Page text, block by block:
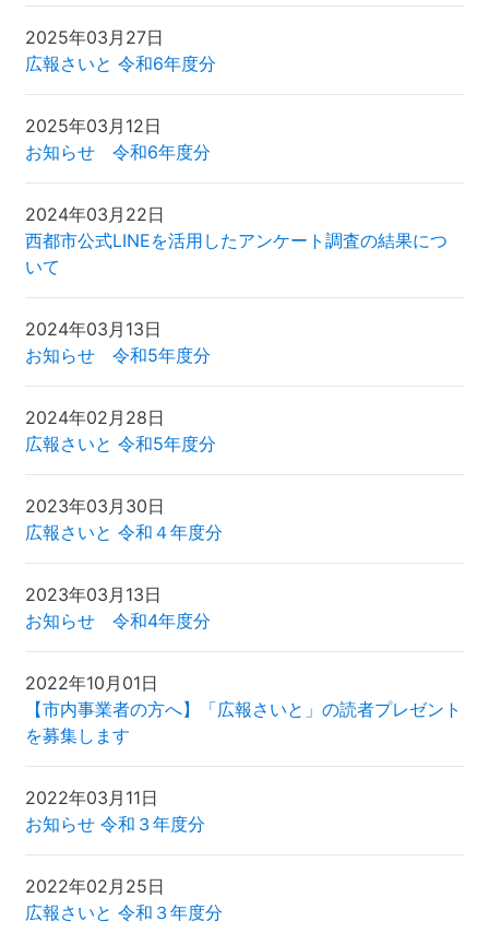
2025年03月27日
広報さいと 令和6年度分
2025年03月12日
お知らせ 令和6年度分
2024年03月22日
西都市公式LINEを活用したアンケート調査の結果につ
いて
2024年03月13日
お知らせ 令和5年度分
2024年02月28日
広報さいと 令和5年度分
2023年03月30日
広報さいと 令和４年度分
2023年03月13日
お知らせ 令和4年度分
2022年10月01日
【市内事業者の方へ】「広報さいと」の読者プレゼント
を募集します
2022年03月11日
お知らせ 令和３年度分
2022年02月25日
広報さいと 令和３年度分